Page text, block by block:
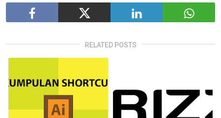
RELATED POSTS